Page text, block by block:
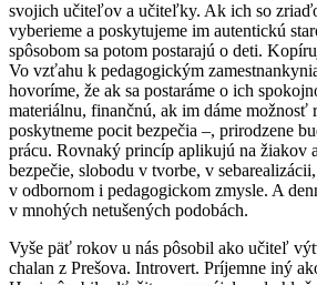
svojich učiteľov a učiteľky. Ak ich so
vyberieme a poskytujeme im autentickú
spôsobom sa potom postarajú o deti.
Vo vzťahu k pedagogickým
hovoríme, že ak sa postaráme o ich
materiálnu, finančnú, ak im dáme možnosť
poskytneme pocit bezpečia –, prirodzene
prácu. Rovnaký princíp aplikujú na žiakov
bezpečie, slobodu v tvorbe, v
v odbornom i pedagogickom zmysle. A
v mnohých netušených podobách.
Vyše päť rokov u nás pôsobil ako učiteľ
chalan z Prešova. Introvert. Príjemne iný